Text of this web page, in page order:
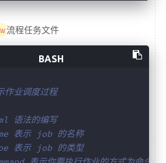
流程任务文件
作业调度过程
语法的编写
表示 job 的名称
表示 job 的类型